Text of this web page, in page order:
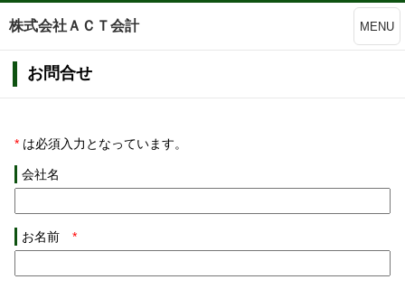
株式会社ＡＣＴ会計 MENU
お問合せ
* は必須入力となっています。
会社名
お名前 *